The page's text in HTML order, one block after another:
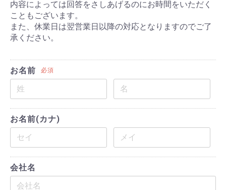
内容によっては回答をさしあげるのにお時間をいただく
こともございます。
また、休業日は翌営業日以降の対応となりますのでご了
承ください。
お名前 必須
お名前(カナ)
会社名